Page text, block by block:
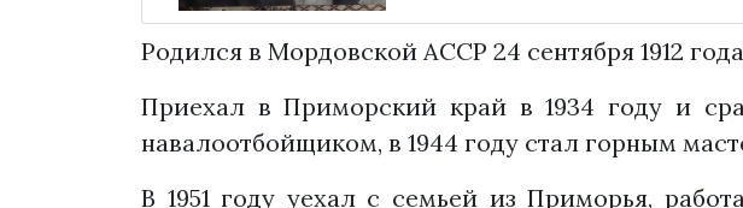
Родился в Мордовской АССР 24 сентября 1912
Приехал в Приморский край в 1934 году и
навалоотбойщиком, в 1944 году стал горным
В 1951 году уехал с семьей из Приморья,